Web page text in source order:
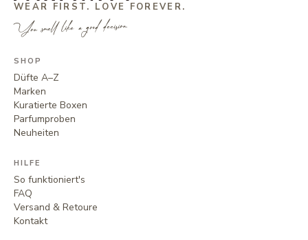
WEAR FIRST. LOVE FOREVER.
You smell like a good decision.
SHOP
Düfte A–Z
Marken
Kuratierte Boxen
Parfumproben
Neuheiten
HILFE
So funktioniert's
FAQ
Versand & Retoure
Kontakt